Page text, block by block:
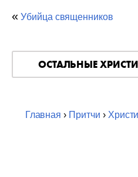
« Убийца священников
ОСТАЛЬНЫЕ
Главная › Притчи ›